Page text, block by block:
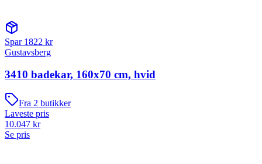
Spar 1822 kr
Gustavsberg
3410 badekar, 160x70 cm, hvid
Fra 2 butikker
Laveste pris
10.047 kr
Se pris